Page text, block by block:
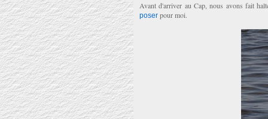
Avant d'arriver au Cap, nous avons fait
poser pour moi.